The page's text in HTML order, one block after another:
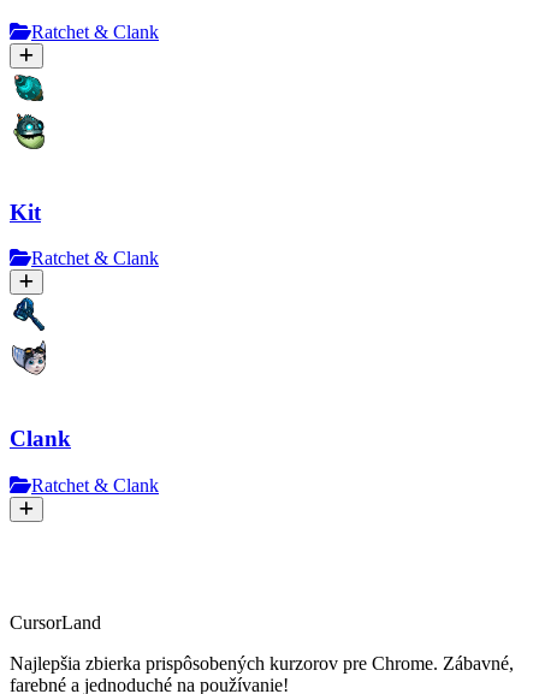
Ratchet & Clank
Kit
Ratchet & Clank
Clank
Ratchet & Clank
CursorLand
Najlepšia zbierka prispôsobených kurzorov pre Chrome. Zábavné,
farebné a jednoduché na používanie!